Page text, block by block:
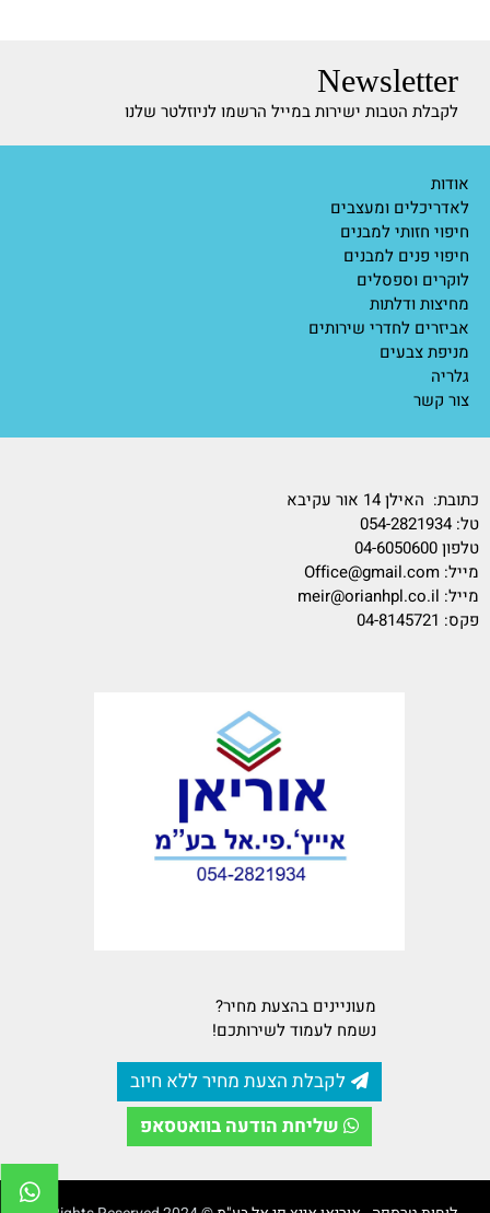
Newsletter
לקבלת הטבות ישירות במייל הרשמו לניוזלטר שלנו
אודות
לאדריכלים ומעצבים
חיפוי חזותי למבנים
חיפוי פנים למבנים
לוקרים וספסלים
מחיצות ודלתות
אביזרים לחדרי שירותים
מניפת צבעים
גלריה
צור קשר
כתובת: האילן 14 אור עקיבא
טל: 054-2821934
טלפון 04-6050600
מייל: Office@gmail.com
מייל: meir@orianhpl.co.il
פקס: 04-8145721
מעוניינים בהצעת מחיר?
נשמח לעמוד לשירותכם!
לקבלת הצעת מחיר ללא חיוב
שליחת הודעה בוואטסאפ